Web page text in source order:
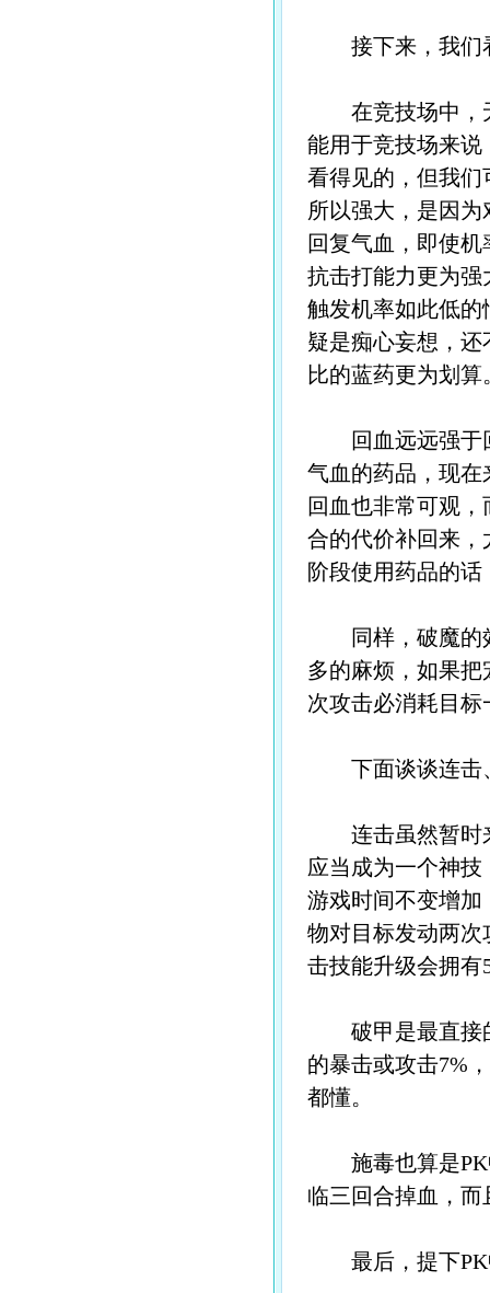
接下来，我们
在竞技场中，无
能用于竞技场来
看得见的，但我
所以强大，是因
回复气血，即使
抗击打能力更为
触发机率如此低
疑是痴心妄想，
比的蓝药更为划算
回血远远强于回
气血的药品，现在
回血也非常可观
合的代价补回来
阶段使用药品的
同样，破魔的效
多的麻烦，如果
次攻击必消耗目
下面谈谈连击
连击虽然暂时来
应当成为一个神技
游戏时间不变增
物对目标发动两
击技能升级会拥有
破甲是最直接的
的暴击或攻击7%
都懂。
施毒也算是PK
临三回合掉血，
最后，提下PK